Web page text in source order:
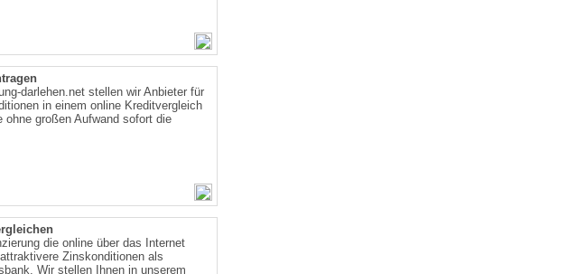
darlehen.net stellen wir Anbieter für
in einem online Kreditvergleich
ohne großen Aufwand sofort die
die online über das Internet
Zinskonditionen als
Wir stellen Ihnen in unserem